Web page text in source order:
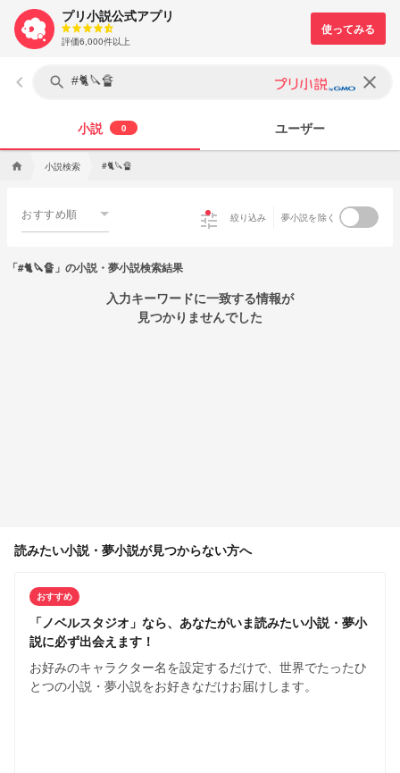
プリ小説公式アプリ
評価6,000件以上
keyboard_arrow_left search clear
小説 0 ユーザー
home 小説検索 #🐈🔪🔏
おすすめ順 tune 絞り込み 夢小説を除く
「#🐈🔪🔏」の小説・夢小説検索結果
入力キーワードに一致する情報が
見つかりませんでした
読みたい小説・夢小説が見つからない方へ
おすすめ
「ノベルスタジオ」なら、あなたがいま読みたい小説・夢小
説に必ず出会えます！
お好みのキャラクター名を設定するだけで、世界でたったひ
とつの小説・夢小説をお好きなだけお届けします。